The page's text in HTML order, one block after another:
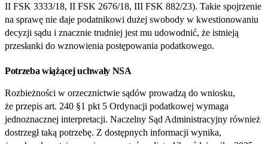
II FSK 3333/18, II FSK 2676/18, III FSK 882/23). Takie spojrzenie
na sprawę nie daje podatnikowi dużej swobody w kwestionowaniu
decyzji sądu i znacznie trudniej jest mu udowodnić, że istnieją
przesłanki do wznowienia postępowania podatkowego.
Potrzeba wiążącej uchwały NSA
Rozbieżności w orzecznictwie sądów prowadzą do wniosku,
że przepis art. 240 §1 pkt 5 Ordynacji podatkowej wymaga
jednoznacznej interpretacji. Naczelny Sąd Administracyjny również
dostrzegł taką potrzebę. Z dostępnych informacji wynika,